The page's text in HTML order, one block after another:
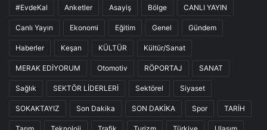
#EvdeKal Anketler Asayiş Bölge CANLI YAYIN
Canlı Yayın Ekonomi Eğitim Genel Gündem
Haberler Keşan KÜLTÜR Kültür/Sanat
MERAK EDİYORUM Otomotiv RÖPORTAJ SANAT
Sağlık SEKTÖR LİDERLERİ Sektörel Siyaset
SOKAKTAYIZ Son Dakika SON DAKİKA Spor TARİH